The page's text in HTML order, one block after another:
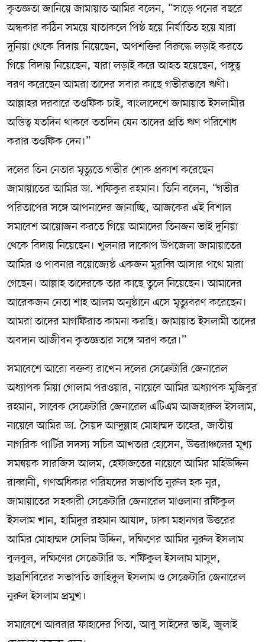
কৃতজ্ঞতা জানিয়ে জামায়াত আমির বলেন, “সাড়ে পনের বছরে
অন্ধকার কঠিন সময়ে যাতাকলে পিষ্ঠ হয়ে নির্যাতিত হয়ে যারা
দুনিয়া থেকে বিদায় নিয়েছেন, অপশক্তির বিরুদ্ধে লড়াই করতে
গিয়ে বিদায় নিয়েছেন, যারা লড়াই করে আহত হয়েছেন, পঙ্গুত্ব
বরণ করেছেন আমরা তাদের সবার কাছে গভীরভাবে ঋণী।
আল্লাহর দরবারে তওফিক চাই, বাংলাদেশে জামায়াত ইসলামীর
অস্তিত্ব যতদিন থাকবে ততদিন যেন তাদের প্রতি ঋণ পরিশোধ
করার তওফিক দেন।”
দলের তিন নেতার মৃত্যুতে গভীর শোক প্রকাশ করেছেন
জামায়াতের আমির ডা. শফিকুর রহমান। তিনি বলেন, “গভীর
পরিতাপের সঙ্গে আপনাদের জানাচ্ছি, আজকের এই বিশাল
সমাবেশ আয়োজন করতে গিয়ে আমাদের তিনজন ভাই দুনিয়া
থেকে বিদায় নিয়েছেন। খুলনার দাকোপ উপজেলা জামায়াতের
আমির ও পাবনার বয়োজ্যেষ্ঠ একজন মুরব্বি আসার পথে মারা
গেছেন। আল্লাহ তাদেরকে তার কাছে তুলে নিয়েছেন। আমাদের
আরেকজন নেতা শাহ আলম অনুষ্ঠানে এসে মৃত্যুবরণ করেছেন।
আমরা তাদের মাগফিরাত কামনা করছি। জামায়াত ইসলামী তাদের
অবদান আজীবন কৃতজ্ঞতার সঙ্গে স্মরণ করে।”
সমাবেশে আরো বক্তব্য রাখেন দলের সেক্রেটারি জেনারেল
অধ্যাপক মিয়া গোলাম পরওয়ার, নায়েবে আমির অধ্যাপক মুজিবুর
রহমান, সাবেক সেক্রেটারি জেনারেল এটিএম আজহারুল ইসলাম,
নায়েবে আমির ডা. সৈয়দ আব্দুল্লাহ মোহাম্মদ তাহের, জাতীয়
নাগরিক পার্টির সদস্য সচিব আখতার হোসেন, উত্তরাঞ্চলের মূখ্য
সমন্বয়ক সারজিস আলম, হেফাজতের নায়েবে আমির মহিউদ্দিন
রাব্বানী, গণঅধিকার পরিষদের সভাপতি নুরুল হক নুর,
জামায়াতের সহকারী সেক্রেটারি জেনারেল মাওলানা রফিকুল
ইসলাম খান, হামিদুর রহমান আযাদ, ঢাকা মহানগর উত্তরের
আমির মোহাম্মদ সেলিম উদ্দিন, দক্ষিণের আমির নুরুল ইসলাম
বুলবুল, দক্ষিণের সেক্রেটারি ড. শফিকুল ইসলাম মাসুদ,
ছাত্রশিবিরের সভাপতি জাহিদুল ইসলাম ও সেক্রেটারি জেনারেল
নুরুল ইসলাম প্রমুখ।
সমাবেশে আবরার ফাহাদের পিতা, আবু সাইদের ভাই, জুলাই